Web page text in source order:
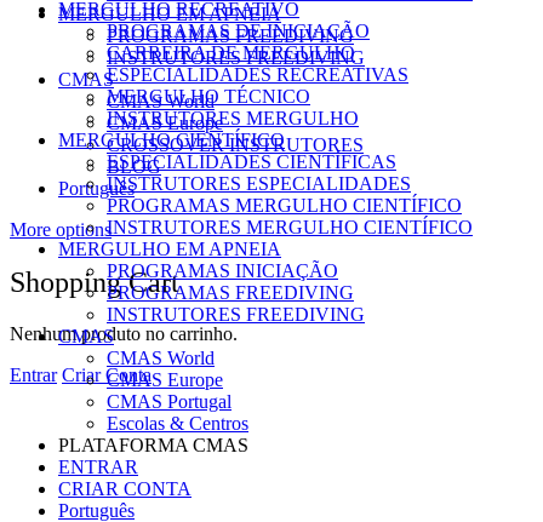
MERGULHO EM APNEIA
PROGRAMAS FREEDIVING
INSTRUTORES FREEDIVING
CMAS
CMAS World
CMAS Europe
CROSSOVER INSTRUTORES
BLOG
Português
More options
Shopping Cart
Nenhum produto no carrinho.
Entrar Criar Conta
MERGULHO RECREATIVO
PROGRAMAS DE INICIAÇÃO
CARREIRA DE MERGULHO
ESPECIALIDADES RECREATIVAS
MERGULHO TÉCNICO
INSTRUTORES MERGULHO
MERGULHO CIENTÍFICO
ESPECIALIDADES CIENTÍFICAS
INSTRUTORES ESPECIALIDADES
PROGRAMAS MERGULHO CIENTÍFICO
INSTRUTORES MERGULHO CIENTÍFICO
MERGULHO EM APNEIA
PROGRAMAS INICIAÇÃO
PROGRAMAS FREEDIVING
INSTRUTORES FREEDIVING
CMAS
CMAS World
CMAS Europe
CMAS Portugal
Escolas & Centros
PLATAFORMA CMAS
ENTRAR
CRIAR CONTA
Português